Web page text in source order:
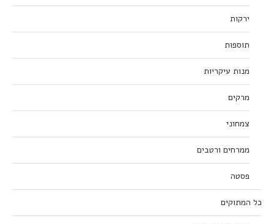
ירקות
תוספות
מנות עיקריות
מרקים
צמחוני
ממרחים ורטבים
פסטה
כל המתוקים